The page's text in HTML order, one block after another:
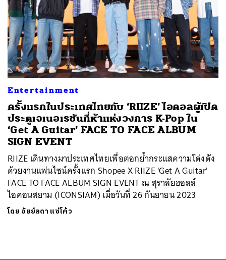
Entertainment
ครั้งแรกในประเทศไทยกับ ‘RIIZE’ ไอดอลผู้เปิด
ประตูเจเนอเรชันที่ห้าแห่งวงการ K-Pop ใน
‘Get A Guitar’ FACE TO FACE ALBUM
SIGN EVENT
RIIZE เดินทางมาประเทศไทยเพื่อตอกย้ำกระแสความโด่งดัง
ด้วยงานแฟนไซน์ครั้งแรก Shopee X RIIZE 'Get A Guitar'
FACE TO FACE ALBUM SIGN EVENT ณ สุราลัยฮอลล์
ไอคอนสยาม (ICONSIAM) เมื่อวันที่ 26 กันยายน 2023
โดย อัยย์ลดา แซ่โค้ว
ค้นหา
SHARE